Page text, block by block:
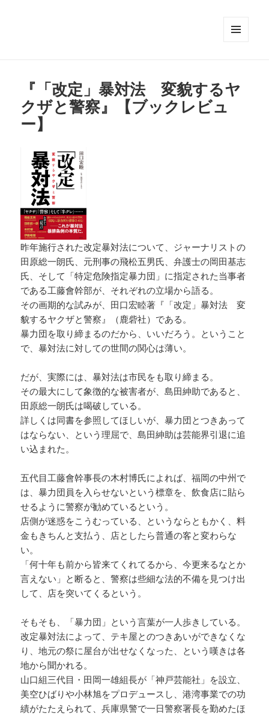
『「改定」暴対法 変貌するヤ
クザと警察』【ブックレビュ
ー】
昨年施行された改定暴対法について、ジャーナリストの
田原総一朗氏、元刑事の飛松五男氏、弁護士の岡田基志
氏、そして「特定危険指定暴力団」に指定された当事者
である工藤會幹部が、それぞれの立場から語る。
その画期的な試みが、田口宏睦著『「改定」暴対法 変
貌するヤクザと警察』（鹿砦社）である。
暴力団を取り締まるのだから、いいだろう。ということ
で、暴対法に対しての世間の関心は薄い。
だが、実際には、暴対法は市民をも取り締まる。
その最大にして象徴的な被害者が、島田紳助であると、
田原総一朗氏は喝破している。
詳しくは同書を参照してほしいが、暴力団とつきあって
はならない、という理屈で、島田紳助は芸能界引退に追
い込まれた。
五代目工藤會幹事長の木村博氏によれば、福岡の中州で
は、暴力団員を入らせないという標章を、飲食店に貼ら
せるように警察が勧めているという。
店側が迷惑をこうむっている、というならともかく、料
金もきちんと支払う、店としたら普通の客と変わらな
い。
「何十年も前から皆来てくれてるから、今更来るなとか
言えない」と断ると、警察は些細な法的不備を見つけ出
して、店を突いてくるという。
そもそも、「暴力団」という言葉が一人歩きしている。
改定暴対法によって、テキ屋とのつきあいができなくな
り、地元の祭に屋台が出せなくなった、という嘆きは各
地から聞かれる。
山口組三代目・田岡一雄組長が「神戸芸能社」を設立、
美空ひばりや小林旭をプロデュースし、港湾事業での功
績がたたえられて、兵庫県警で一日警察署長を勤めたほ